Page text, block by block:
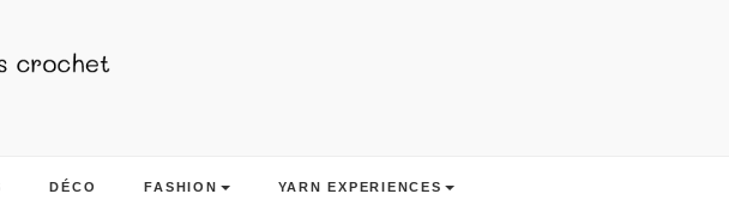
DÉCO FASHION YARN EXPERIENCES